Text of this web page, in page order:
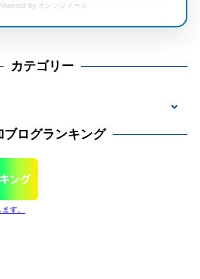
by オレンジメール
カテゴリー
ブログランキング
す。